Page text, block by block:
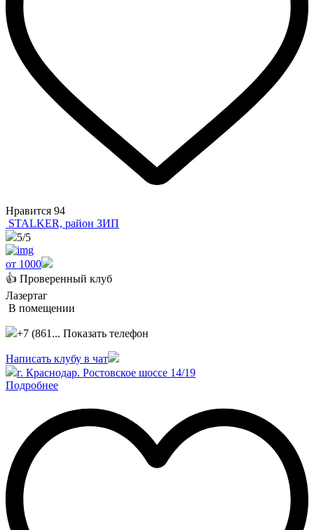
Нравится 94
STALKER, район ЗИП
5/5
от 1000
👍 Проверенный клуб
Лазертаг
В помещении
+7 (861... Показать телефон
Написать клубу в чат
г. Краснодар. Ростовское шоссе 14/19
Подробнее